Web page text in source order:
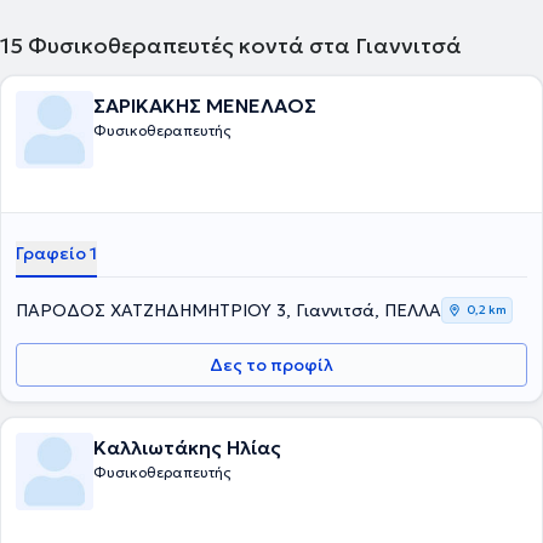
15 Φυσικοθεραπευτές κοντά στα Γιαννιτσά
ΣΑΡΙΚΑΚΗΣ ΜΕΝΕΛΑΟΣ
Φυσικοθεραπευτής
Γραφείο 1
ΠΑΡΟΔΟΣ ΧΑΤΖΗΔΗΜΗΤΡΙΟΥ 3, Γιαννιτσά, ΠΕΛΛΑ 0,2 km
Δες το προφίλ
Καλλιωτάκης Ηλίας
Φυσικοθεραπευτής